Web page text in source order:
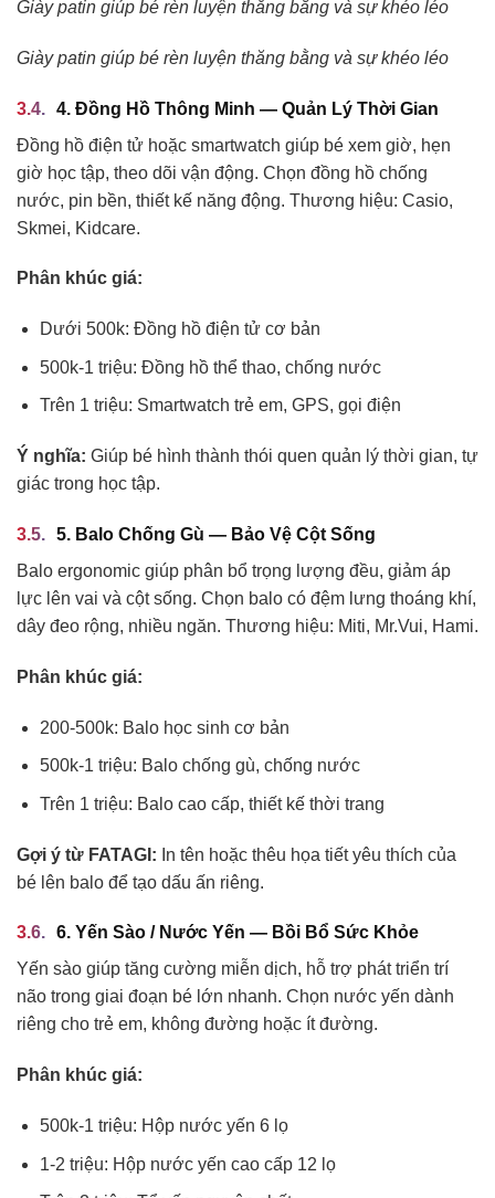
Giày patin giúp bé rèn luyện thăng bằng và sự khéo léo
Giày patin giúp bé rèn luyện thăng bằng và sự khéo léo
4. Đồng Hồ Thông Minh — Quản Lý Thời Gian
Đồng hồ điện tử hoặc smartwatch giúp bé xem giờ, hẹn
giờ học tập, theo dõi vận động. Chọn đồng hồ chống
nước, pin bền, thiết kế năng động. Thương hiệu: Casio,
Skmei, Kidcare.
Phân khúc giá:
Dưới 500k: Đồng hồ điện tử cơ bản
500k-1 triệu: Đồng hồ thể thao, chống nước
Trên 1 triệu: Smartwatch trẻ em, GPS, gọi điện
Ý nghĩa: Giúp bé hình thành thói quen quản lý thời gian, tự
giác trong học tập.
5. Balo Chống Gù — Bảo Vệ Cột Sống
Balo ergonomic giúp phân bổ trọng lượng đều, giảm áp
lực lên vai và cột sống. Chọn balo có đệm lưng thoáng khí,
dây đeo rộng, nhiều ngăn. Thương hiệu: Miti, Mr.Vui, Hami.
Phân khúc giá:
200-500k: Balo học sinh cơ bản
500k-1 triệu: Balo chống gù, chống nước
Trên 1 triệu: Balo cao cấp, thiết kế thời trang
Gợi ý từ FATAGI: In tên hoặc thêu họa tiết yêu thích của
bé lên balo để tạo dấu ấn riêng.
6. Yến Sào / Nước Yến — Bồi Bổ Sức Khỏe
Yến sào giúp tăng cường miễn dịch, hỗ trợ phát triển trí
não trong giai đoạn bé lớn nhanh. Chọn nước yến dành
riêng cho trẻ em, không đường hoặc ít đường.
Phân khúc giá:
500k-1 triệu: Hộp nước yến 6 lọ
1-2 triệu: Hộp nước yến cao cấp 12 lọ